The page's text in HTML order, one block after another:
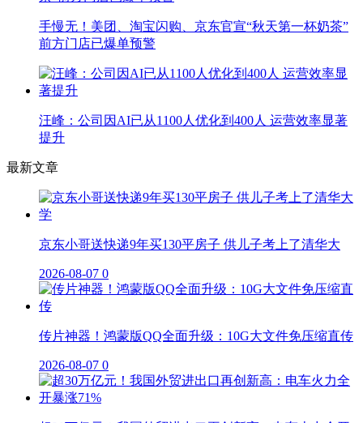
手慢无！美团、淘宝闪购、京东官宣“秋天第一杯奶茶”
前方门店已爆单预警
汪峰：公司因AI已从1100人优化到400人 运营效率显著
提升
最新文章
京东小哥送快递9年买130平房子 供儿子考上了清华大
2026-08-07 0
传片神器！鸿蒙版QQ全面升级：10G大文件免压缩直传
2026-08-07 0